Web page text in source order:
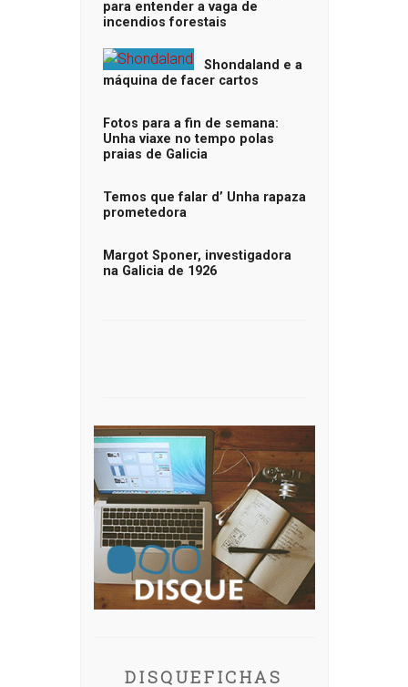
para entender a vaga de
incendios forestais
Shondaland e a
máquina de facer cartos
Fotos para a fin de semana:
Unha viaxe no tempo polas
praias de Galicia
Temos que falar d’ Unha rapaza
prometedora
Margot Sponer, investigadora
na Galicia de 1926
DISQUEFICHAS